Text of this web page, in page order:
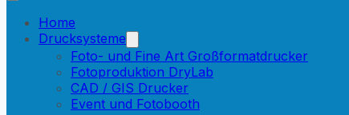
Home
Drucksysteme
Foto- und Fine Art Großformatdrucker
Fotoproduktion DryLab
CAD / GIS Drucker
Event und Fotobooth